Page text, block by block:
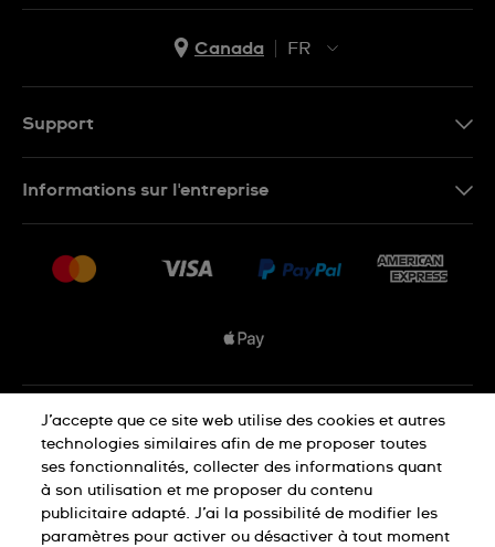
Canada
FR
Support
Conditions De Vente
Informations sur l'entreprise
Nous rejoindre
Déclaration de confidentialité
Déclaration concernant les cookies
J’accepte que ce site web utilise des cookies et autres
technologies similaires afin de me proposer toutes
ses fonctionnalités, collecter des informations quant
à son utilisation et me proposer du contenu
publicitaire adapté. J’ai la possibilité de modifier les
paramètres pour activer ou désactiver à tout moment